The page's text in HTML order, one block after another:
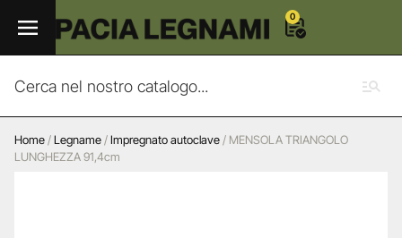
0
Home/Legname/Impregnato autoclave/ MENSOLA TRIANGOLO
LUNGHEZZA 91,4cm